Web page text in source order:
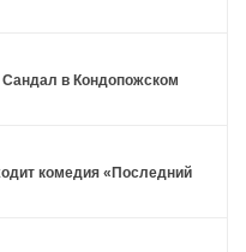
в Кондопожском
комедия «Последний